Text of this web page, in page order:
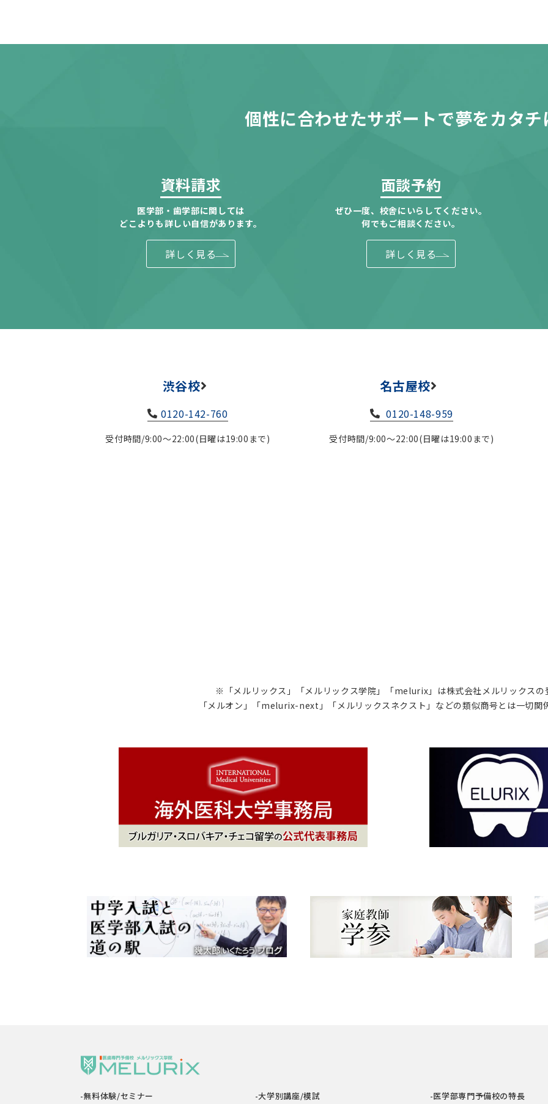
個性に合わせたサポートで夢をカタチ
資料請求
医学部・歯学部に関しては
どこよりも詳しい自信があります。
詳しく見る
面談予約
ぜひ一度、校舎にいらしてください。
何でもご相談ください。
詳しく見る
渋谷校
0120-142-760
受付時間/9:00～22:00(日曜は19:00まで)
名古屋校
0120-148-959
受付時間/9:00～22:00(日曜は19:00まで)
※「メルリックス」「メルリックス学院」「melurix」は株式会社メルリックスの
「メルオン」「melurix-next」「メルリックスネクスト」などの類似商号とは一切関
-無料体験/セミナー -大学別講座/模試 -医学部専門予備校の特長